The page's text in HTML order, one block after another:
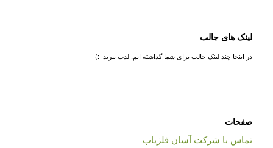
لینک های جالب
در اینجا چند لینک جالب برای شما گذاشته ایم. لذت ببرید! :)
صفحات
تماس با شرکت آسان فلزیاب